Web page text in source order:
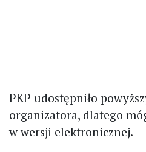
PKP udostępniło
organizatora, dlatego
w wersji elektronicznej.